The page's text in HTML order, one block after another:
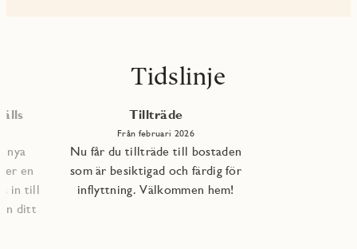
Tidslinje
nya
en
in till
ditt
Tillträde
Från februari 2026
Nu får du tillträde till bostaden
som är besiktigad och färdig för
inflyttning. Välkommen hem!